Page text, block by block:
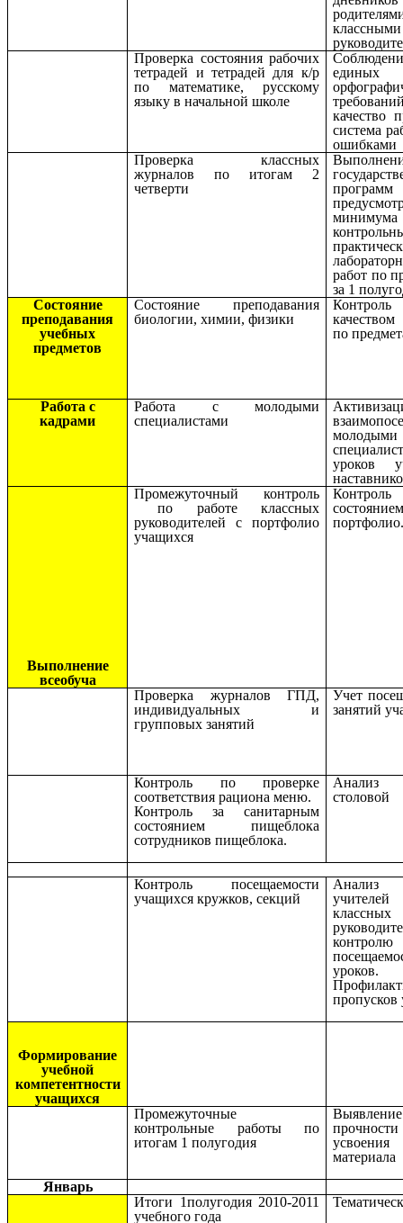
классными
Проверка состояния рабочих
тетрадей и тетрадей для к/р
по математике, русскому
языку в начальной школе
единых
качество
система
ошибками
Проверка классных
журналов по итогам 2
четверти
минимума
работ по
за 1
Состояние
преподавания
учебных
предметов
Состояние преподавания
биологии, химии, физики
по
Работа с
кадрами
Работа с молодыми
специалистами
молодыми
уроков
Выполнение
всеобуча
Промежуточный контроль
по работе классных
руководителей с портфолио
учащихся
Проверка журналов ГПД,
индивидуальных и
групповых занятий
Учет
занятий
Контроль по проверке
соответствия рациона меню.
Контроль за санитарным
состоянием пищеблока
сотрудников пищеблока.
Анализ
столовой
Контроль посещаемости
учащихся кружков, секций
Анализ
классных
контролю
уроков.
пропусков
Формирование
учебной
компетентности
учащихся
Промежуточные
контрольные работы по
итогам 1 полугодия
Выявление
прочности
усвоения
материала
Январь
Итоги 1полугодия 2010-2011
учебного года